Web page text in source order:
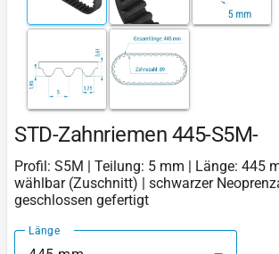
STD-Zahnriemen 445-S5M-
Profil: S5M | Teilung: 5 mm | Länge: 445
wählbar (Zuschnitt) | schwarzer
geschlossen gefertigt
Länge